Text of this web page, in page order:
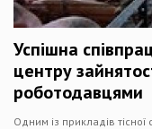
Успішна
центру
роботодавцями
Одним із прикладів